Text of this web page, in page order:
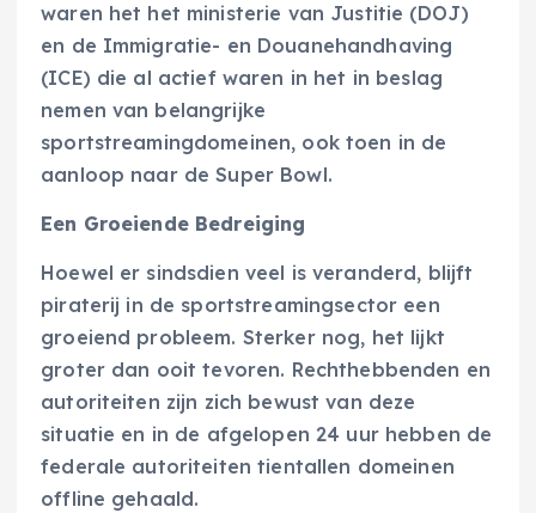
waren het het ministerie van Justitie (DOJ)
en de Immigratie- en Douanehandhaving
(ICE) die al actief waren in het in beslag
nemen van belangrijke
sportstreamingdomeinen, ook toen in de
aanloop naar de Super Bowl.
Een Groeiende Bedreiging
Hoewel er sindsdien veel is veranderd, blijft
piraterij in de sportstreamingsector een
groeiend probleem. Sterker nog, het lijkt
groter dan ooit tevoren. Rechthebbenden en
autoriteiten zijn zich bewust van deze
situatie en in de afgelopen 24 uur hebben de
federale autoriteiten tientallen domeinen
offline gehaald.